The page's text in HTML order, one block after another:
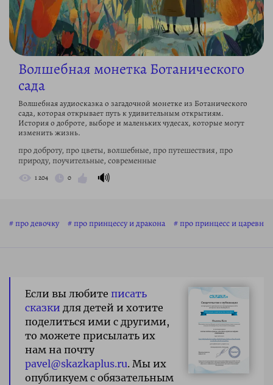
Волшебная монетка Ботанического
сада
Волшебная аудиосказка о загадочной монетке из Ботанического
сада, которая открывает путь к удивительным открытиям.
История о доброте, выборе и маленьких чудесах, которые могут
изменить жизнь.
про доброту, про цветы, волшебные, про путешествия, про
природу, поучительные, современные
1 204 0 🔊
про девочку про принцессу и дракона про принцесс и царевн
Если вы любите писать
сказки для детей и хотите
поделиться ими с другими,
то можете присылать их
нам на почту
pavel@skazkaplus.ru. Мы их
опубликуем с обязательным